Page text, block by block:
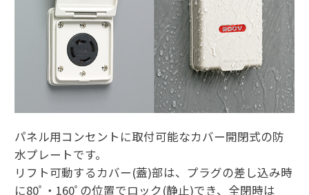
パネル用コンセントに取付可能なカバー開閉式の防
水プレートです。
リフト可動するカバー(蓋)部は、プラグの差し込み時
に80ﾟ・160ﾟの位置でロック(静止)でき、全閉時は